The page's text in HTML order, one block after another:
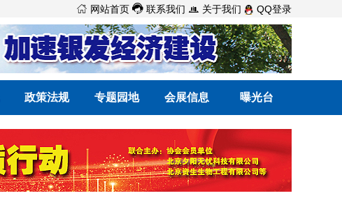
 网站首页  联系我们  关于我们 QQ登录
政策法规 专题园地 会展信息 曝光台